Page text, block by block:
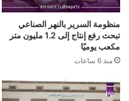
منظومة السرير بالنهر الصناعي
تبحث رفع إنتاج إلى 1.2 مليون متر
مكعب يوميًا
منذ 6 ساعات